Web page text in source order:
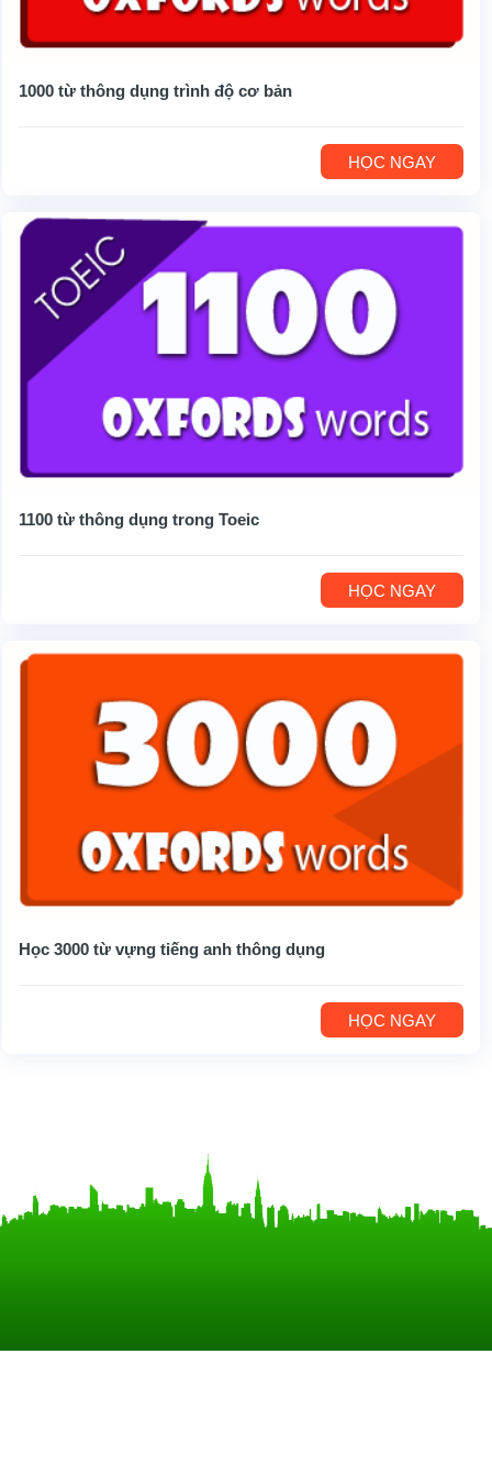
1000 từ thông dụng trình độ cơ bản
HỌC NGAY
1100 từ thông dụng trong Toeic
HỌC NGAY
Học 3000 từ vựng tiếng anh thông dụng
HỌC NGAY